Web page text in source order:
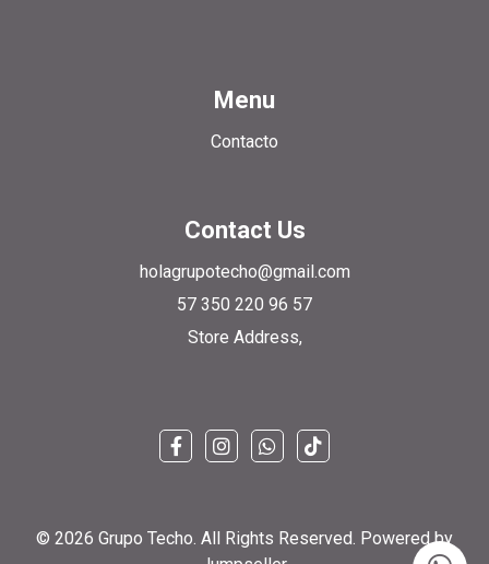
Menu
Contacto
Contact Us
holagrupotecho@gmail.com
57 350 220 96 57
Store Address,
© 2026 Grupo Techo. All Rights Reserved. Powered by